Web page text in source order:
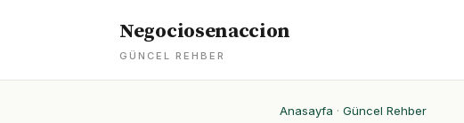
Negociosenaccion
GÜNCEL REHBER
Anasayfa · Güncel Rehber